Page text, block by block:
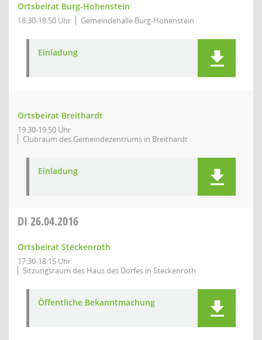
Ortsbeirat Burg-Hohenstein
18:30-18:50 Uhr Gemeindehalle Burg-Hohenstein
Einladung
Ortsbeirat Breithardt
19:30-19:50 Uhr
Clubraum des Gemeindezentrums in Breithardt
Einladung
DI 26.04.2016
Ortsbeirat Steckenroth
17:30-18:15 Uhr
Sitzungsraum des Haus des Dorfes in Steckenroth
Öffentliche Bekanntmachung